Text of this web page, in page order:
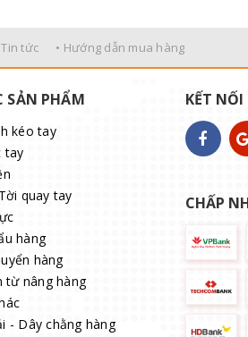
Tin tức • Hướng dẫn mua hàng
SẢN PHẨM
kéo tay
tay
quay tay
hàng
hàng
từ nâng hàng
- Dây chằng hàng
KẾT
CHẤP